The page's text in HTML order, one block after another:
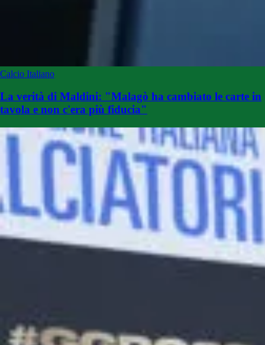
Calcio Italiano
La verità di Maldini: "Malagò ha cambiato le carte in
tavola e non c'era più fiducia"